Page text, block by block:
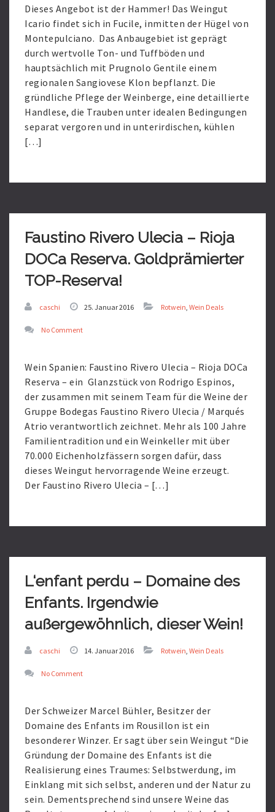
Dieses Angebot ist der Hammer! Das Weingut
Icario findet sich in Fucile, inmitten der Hügel von
Montepulciano. Das Anbaugebiet ist geprägt
durch wertvolle Ton- und Tuffböden und
hauptsächlich mit Prugnolo Gentile einem
regionalen Sangiovese Klon bepflanzt. Die
gründliche Pflege der Weinberge, eine detaillierte
Handlese, die Trauben unter idealen Bedingungen
separat vergoren und in unterirdischen, kühlen
[…]
Faustino Rivero Ulecia – Rioja
DOCa Reserva. Goldprämierter
TOP-Reserva!
caschi 25. Januar 2016 Rotwein, Wein Deals
No Comment
Wein Spanien: Faustino Rivero Ulecia – Rioja DOCa
Reserva – ein Glanzstück von Rodrigo Espinos,
der zusammen mit seinem Team für die Weine der
Gruppe Bodegas Faustino Rivero Ulecia / Marqués
Atrio verantwortlich zeichnet. Mehr als 100 Jahre
Familientradition und ein Weinkeller mit über
70.000 Eichenholzfässern sorgen dafür, dass
dieses Weingut hervorragende Weine erzeugt.
Der Faustino Rivero Ulecia – […]
L‘enfant perdu – Domaine des
Enfants. Irgendwie
außergewöhnlich, dieser Wein!
caschi 14. Januar 2016 Rotwein, Wein Deals
No Comment
Der Schweizer Marcel Bühler, Besitzer der
Domaine des Enfants im Rousillon ist ein
besonderer Winzer. Er sagt über sein Weingut “Die
Gründung der Domaine des Enfants ist die
Realisierung eines Traumes: Selbstwerdung, im
Einklang mit sich selbst, anderen und der Natur zu
sein. Dementsprechend sind unsere Weine das